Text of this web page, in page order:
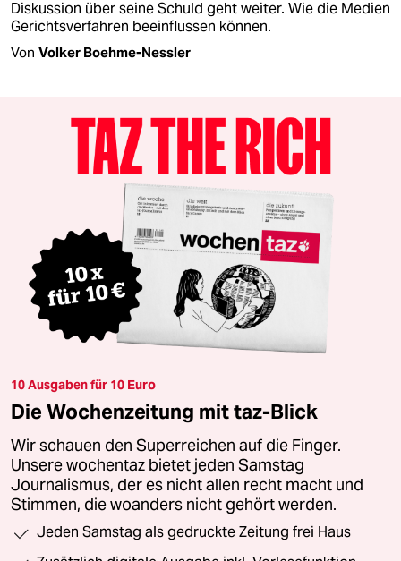
Diskussion über seine Schuld geht weiter. Wie die Medien
Gerichtsverfahren beeinflussen können.
Von Volker Boehme-Nessler
10 Ausgaben für 10 Euro
Die Wochenzeitung mit taz-Blick
Wir schauen den Superreichen auf die Finger.
Unsere wochentaz bietet jeden Samstag
Journalismus, der es nicht allen recht macht und
Stimmen, die woanders nicht gehört werden.
Jeden Samstag als gedruckte Zeitung frei Haus